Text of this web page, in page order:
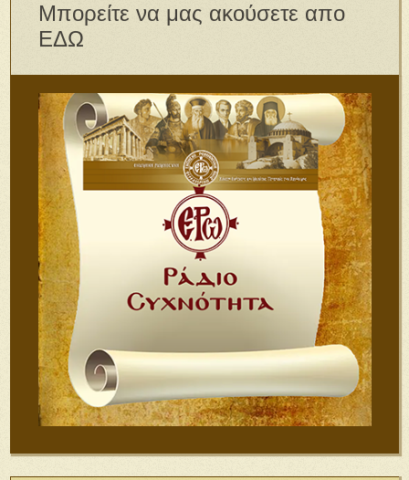
Μπορείτε να μας ακούσετε απο
ΕΔΩ